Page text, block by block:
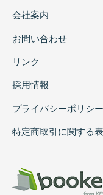
会社案内
お問い合わせ
リンク
採用情報
プライバシーポリシー
特定商取引に関する